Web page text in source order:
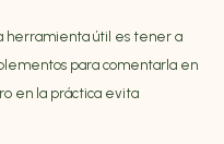
herramienta útil es tener a
para comentarla en
en la práctica evita